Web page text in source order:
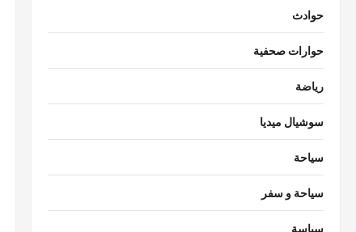
حوادث
حوارات صحفية
رياضة
سوشيال ميديا
سياحة
سياحة و سفر
سياسة